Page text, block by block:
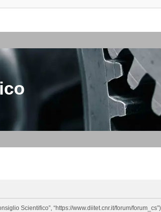
Scientifico”, “https://www.diitet.cnr.it/forum/